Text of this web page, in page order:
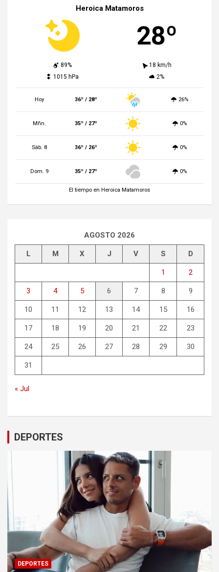
Heroica Matamoros
28º
89%
18 km/h
1015 hPa
2%
Hoy 36º / 28º 26%
Mñn. 35º / 27º 0%
Sáb. 8 36º / 26º 0%
Dom. 9 35º / 27º 0%
El tiempo en Heroica Matamoros
AGOSTO 2026
L M X J V S D
1 2
3 4 5 6 7 8 9
10 11 12 13 14 15 16
17 18 19 20 21 22 23
24 25 26 27 28 29 30
31
« Jul
DEPORTES
DEPORTES